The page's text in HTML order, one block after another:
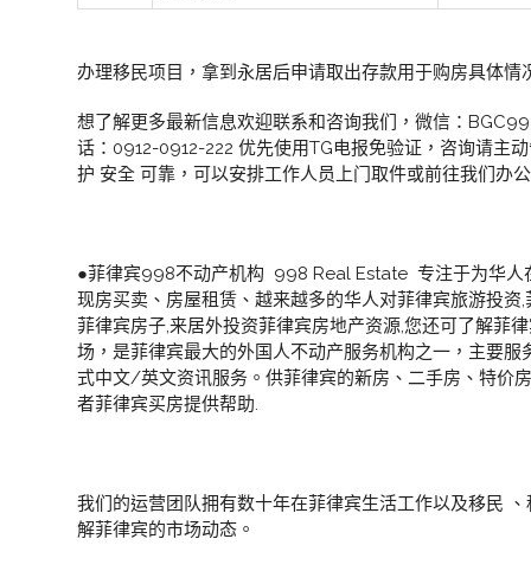
办理移民项目，拿到永居后申请取出存款用于购房具体情
想了解更多最新信息欢迎联系和咨询我们，微信：
话：0912-0912-222 优先使用TG电报免验证，咨询请主
护 安全 可靠，可以安排工作人员上门取件或前往我们办
●菲律宾998不动产机构 998 Real Estate 专注于为华人
现房买卖、房屋租赁、越来越多的华人对菲律宾旅游投
菲律宾房子,来居外投资菲律宾房地产资源,您还可了解菲
场，是菲律宾最大的外国人不动产服务机构之一，主要
式中文/英文资讯服务。供菲律宾的新房、二手房、特价
者菲律宾买房提供帮助.
我们的运营团队拥有数十年在菲律宾生活工作以及移民
解菲律宾的市场动态。